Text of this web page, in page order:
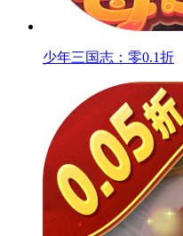
少年三国志：零0.1折